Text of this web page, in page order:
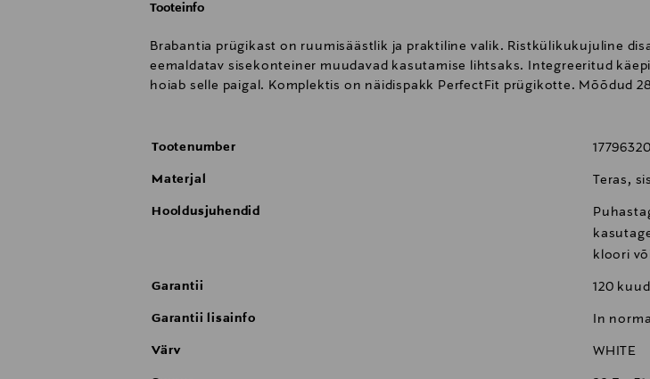
Tooteinfo
Brabantia prügikast on ruumisäästlik ja praktiline valik. Ristkülikukujuline
eemaldatav sisekonteiner muudavad kasutamise lihtsaks. Integreeritud
hoiab selle paigal. Komplektis on näidispakk PerfectFit prügikotte. Mõõdud
Tootenumber
Materjal Teras,
Hooldusjuhendid
kloori
Garantii 120 kuud
Garantii lisainfo In
Värv WHITE